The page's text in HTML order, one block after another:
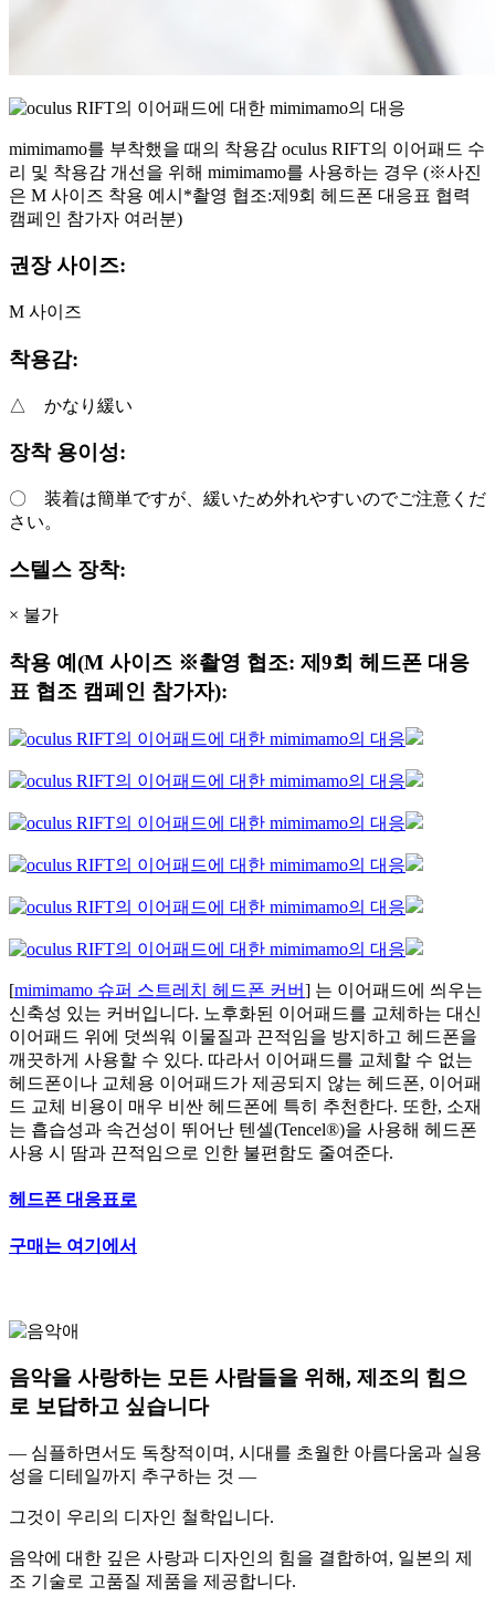
mimimamo를 부착했을 때의 착용감 oculus RIFT의 이어패드 수
리 및 착용감 개선을 위해 mimimamo를 사용하는 경우 (※사진
은 M 사이즈 착용 예시*촬영 협조:제9회 헤드폰 대응표 협력
캠페인 참가자 여러분)
권장 사이즈:
M 사이즈
착용감:
△ かなり緩い
장착 용이성:
〇 装着は簡単ですが、緩いため外れやすいのでご注意くだ
さい。
스텔스 장착:
× 불가
착용 예(M 사이즈 ※촬영 협조: 제9회 헤드폰 대응
표 협조 캠페인 참가자):
[mimimamo 슈퍼 스트레치 헤드폰 커버] 는 이어패드에 씌우는
신축성 있는 커버입니다. 노후화된 이어패드를 교체하는 대신
이어패드 위에 덧씌워 이물질과 끈적임을 방지하고 헤드폰을
깨끗하게 사용할 수 있다. 따라서 이어패드를 교체할 수 없는
헤드폰이나 교체용 이어패드가 제공되지 않는 헤드폰, 이어패
드 교체 비용이 매우 비싼 헤드폰에 특히 추천한다. 또한, 소재
는 흡습성과 속건성이 뛰어난 텐셀(Tencel®)을 사용해 헤드폰
사용 시 땀과 끈적임으로 인한 불편함도 줄여준다.
헤드폰 대응표로
구매는 여기에서
음악을 사랑하는 모든 사람들을 위해, 제조의 힘으
로 보답하고 싶습니다
— 심플하면서도 독창적이며, 시대를 초월한 아름다움과 실용
성을 디테일까지 추구하는 것 —
그것이 우리의 디자인 철학입니다.
음악에 대한 깊은 사랑과 디자인의 힘을 결합하여, 일본의 제
조 기술로 고품질 제품을 제공합니다.